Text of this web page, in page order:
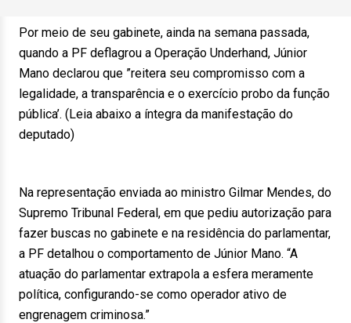
Por meio de seu gabinete, ainda na semana passada,
quando a PF deflagrou a Operação Underhand, Júnior
Mano declarou que ”reitera seu compromisso com a
legalidade, a transparência e o exercício probo da função
pública’. (Leia abaixo a íntegra da manifestação do
deputado)
Na representação enviada ao ministro Gilmar Mendes, do
Supremo Tribunal Federal, em que pediu autorização para
fazer buscas no gabinete e na residência do parlamentar,
a PF detalhou o comportamento de Júnior Mano. “A
atuação do parlamentar extrapola a esfera meramente
política, configurando-se como operador ativo de
engrenagem criminosa.”